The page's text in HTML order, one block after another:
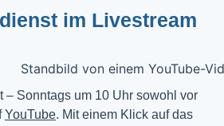
im Livestream
– Sonntags um 10 Uhr sowohl vor
YouTube. Mit einem Klick auf das